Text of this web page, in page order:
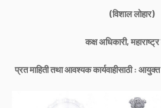
(विशाल लोहार)
कक्ष अधिकारी,
प्रत माहिती तथा आवश्यक कार्यवाहीसाठी :